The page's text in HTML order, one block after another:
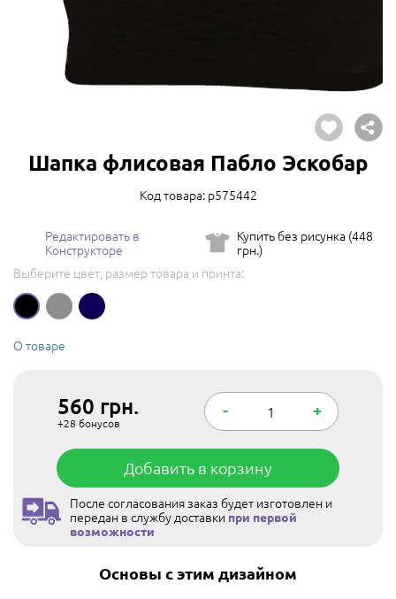
Шапка флисовая Пабло Эскобар
Код товара: p575442
Редактировать в
Конструкторе
Купить без рисунка (448
грн.)
Выберите цвет, размер товара и принта:
О товаре
560 грн.
+28 бонусов
- +
Добавить в корзину
После согласования заказ будет изготовлен и
передан в службу доставки при первой
возможности
Основы с этим дизайном